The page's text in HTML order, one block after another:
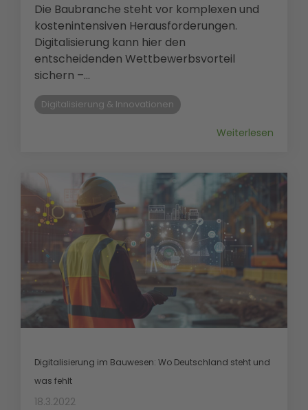
Die Baubranche steht vor komplexen und
kostenintensiven Herausforderungen.
Digitalisierung kann hier den
entscheidenden Wettbewerbsvorteil
sichern –...
Digitalisierung & Innovationen
Weiterlesen
Digitalisierung im Bauwesen: Wo Deutschland steht und
was fehlt
18.3.2022